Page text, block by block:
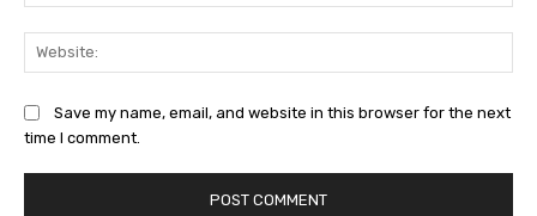
Save my name, email, and website in this browser for the next
time I comment.